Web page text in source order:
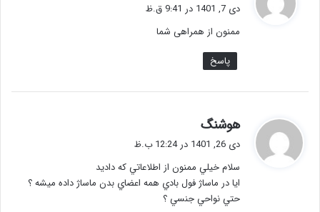
ت
:
دی 7, 1401 در 9:41 ق.ظ
ممنون از همراهی شما
پاسخ
هوشنگ
ف
:
دی 26, 1401 در 12:24 ب.ظ
سلام خيلي ممنون از اطلاعاتي كه داديد
ايا در ماساژ فول بادي همه اعضاي بدن ماساژ داده ميشه ؟
حتي نواحي جنسي ؟